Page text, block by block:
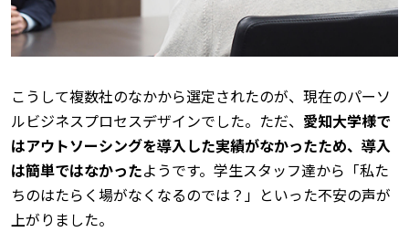
こうして複数社のなかから選定されたのが、現在のパーソ
ルビジネスプロセスデザインでした。ただ、 愛知大学様で
はアウトソーシングを導入した実績がなかったため、導入
は簡単ではなかったようです。学生スタッフ達から「私た
ちのはたらく場がなくなるのでは？」といった不安の声が
上がりました。